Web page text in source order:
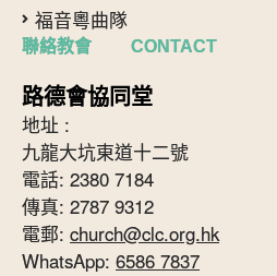
福音粵曲隊
聯絡教會 CONTACT
路德會協同堂
地址 :
九龍大坑東道十二號
電話: 2380 7184
傳真: 2787 9312
電郵: church@clc.org.hk
WhatsApp: 6586 7837